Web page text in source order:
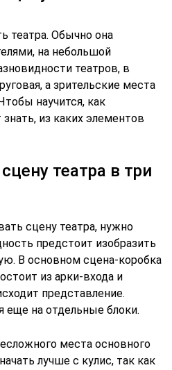
театра. Обычно она
на небольшой
театров, в
а зрительские места
научится, как
из каких элементов
театра в три
сцену театра, нужно
предстоит изобразить
В основном сцена-коробка
из арки-входа и
представление.
еще на отдельные блоки.
места основного
лучше с кулис, так как